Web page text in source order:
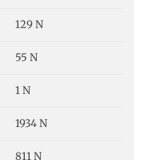
129 N
55 N
1 N
1934 N
811 N